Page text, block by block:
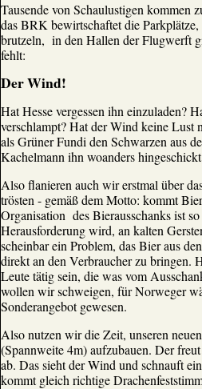
Tausende von Schaulustigen kommen
das BRK bewirtschaftet die
brutzeln, in den Hallen der Flugwerft
fehlt:
Der Wind!
Hat Hesse vergessen ihn einzuladen?
verschlampt? Hat der Wind keine Lust
als Grüner Fundi den Schwarzen aus
Kachelmann ihn woanders
Also flanieren auch wir erstmal über
trösten - gemäß dem Motto: kommt
Organisation des Bierausschanks ist
Herausforderung wird, an kalten
scheinbar ein Problem, das Bier aus
direkt an den Verbraucher zu bringen.
Leute tätig sein, die was vom
wollen wir schweigen, für Norweger
Sonderangebot gewesen.
Also nutzen wir die Zeit, unseren neuen
(Spannweite 4m) aufzubauen. Der
ab. Das sieht der Wind und schnauft
kommt gleich richtige